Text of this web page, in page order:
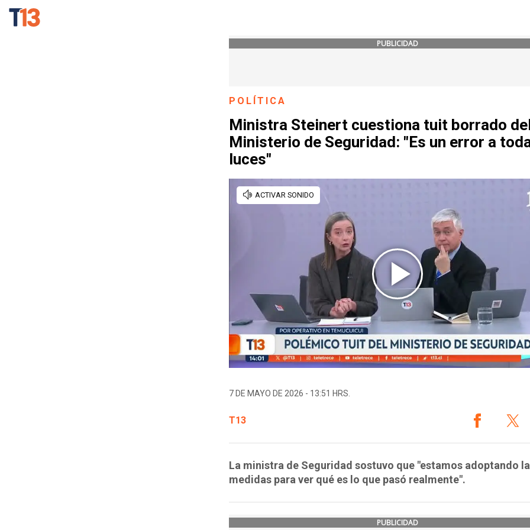
PUBLICIDAD
POLÍTICA
Ministra Steinert cuestiona tuit borrado
Ministerio de Seguridad: "Es un error a
luces"
7 DE MAYO DE 2026 - 13:51 HRS.
T13
La ministra de Seguridad sostuvo que "estamos adoptando
medidas para ver qué es lo que pasó realmente".
PUBLICIDAD